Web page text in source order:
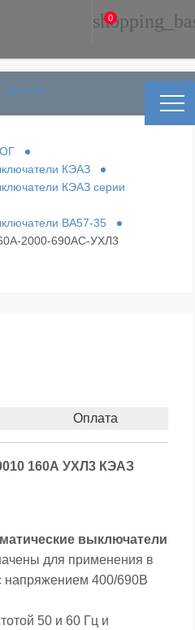
звонок
0
КЭАЗ
КЭАЗ серии
ВА57-35
2000-690AC-УХЛ3
Оплата
160А УХЛ3 КЭАЗ
выключатели
для применения в
напряжением 400/690В
50 и 60 Гц и